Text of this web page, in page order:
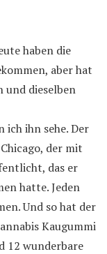
haben die
aber hat
und dieselben
ich ihn sehe. Der
der mit
das er
hatte. Jeden
Und so hat der
Kaugummi
12 wunderbare